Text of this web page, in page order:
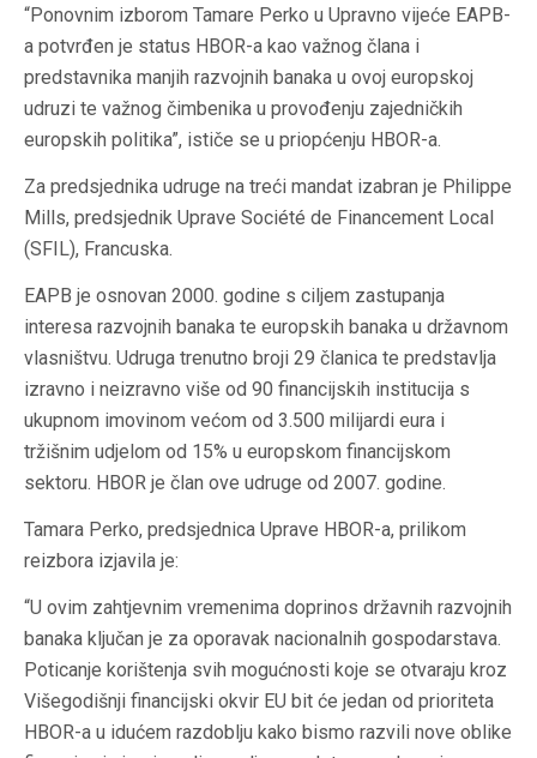
“Ponovnim izborom Tamare Perko u Upravno vijeće EAPB-
a potvrđen je status HBOR-a kao važnog člana i
predstavnika manjih razvojnih banaka u ovoj europskoj
udruzi te važnog čimbenika u provođenju zajedničkih
europskih politika”, ističe se u priopćenju HBOR-a.
Za predsjednika udruge na treći mandat izabran je Philippe
Mills, predsjednik Uprave Société de Financement Local
(SFIL), Francuska.
EAPB je osnovan 2000. godine s ciljem zastupanja
interesa razvojnih banaka te europskih banaka u državnom
vlasništvu. Udruga trenutno broji 29 članica te predstavlja
izravno i neizravno više od 90 financijskih institucija s
ukupnom imovinom većom od 3.500 milijardi eura i
tržišnim udjelom od 15% u europskom financijskom
sektoru. HBOR je član ove udruge od 2007. godine.
Tamara Perko, predsjednica Uprave HBOR-a, prilikom
reizbora izjavila je:
“U ovim zahtjevnim vremenima doprinos državnih razvojnih
banaka ključan je za oporavak nacionalnih gospodarstava.
Poticanje korištenja svih mogućnosti koje se otvaraju kroz
Višegodišnji financijski okvir EU bit će jedan od prioriteta
HBOR-a u idućem razdoblju kako bismo razvili nove oblike